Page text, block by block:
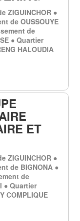
ZIGUINCHOR ●
de OUSSOUYE
de
● Quartier
HALOUDIA
ET
ZIGUINCHOR ●
de BIGNONA ●
de
● Quartier
COMPLIQUE